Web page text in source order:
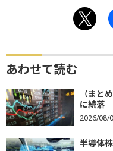
あわせて読む
（まと
に続落
2026/08/
半導体